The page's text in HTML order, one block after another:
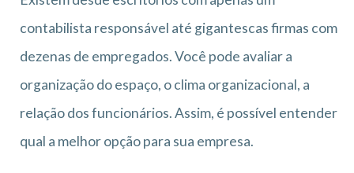
contabilista responsável até gigantescas firmas com
dezenas de empregados. Você pode avaliar a
organização do espaço, o clima organizacional, a
relação dos funcionários. Assim, é possível entender
qual a melhor opção para sua empresa.